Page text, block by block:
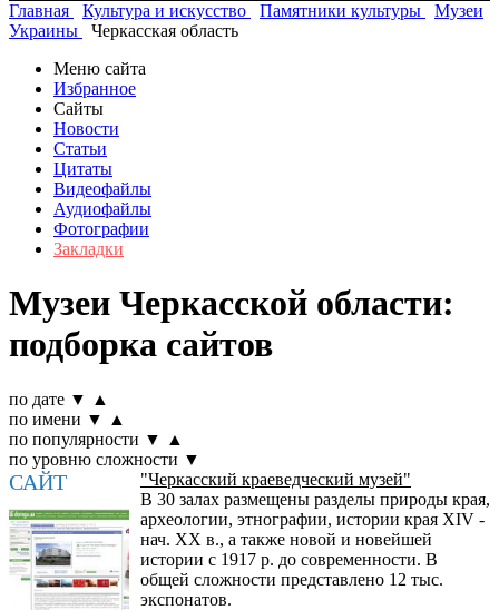
Главная
Культура и искусство Памятники культуры
Музеи
Украины
Черкасская область
Меню сайта
Избранное
Сайты
Новости
Статьи
Цитаты
Видеофайлы
Аудиофайлы
Фотографии
Закладки
Музеи Черкасской области:
подборка сайтов
по дате ▼
▲
по имени ▼
▲
по популярности ▼
▲
по уровню сложности ▼
САЙТ
"Черкасский краеведческий музей"
В 30 залах размещены разделы природы края,
археологии, этнографии, истории края ХІV -
нач. XX в., а также новой и новейшей
истории с 1917 р. до современности. В
общей сложности представлено 12 тыс.
экспонатов.